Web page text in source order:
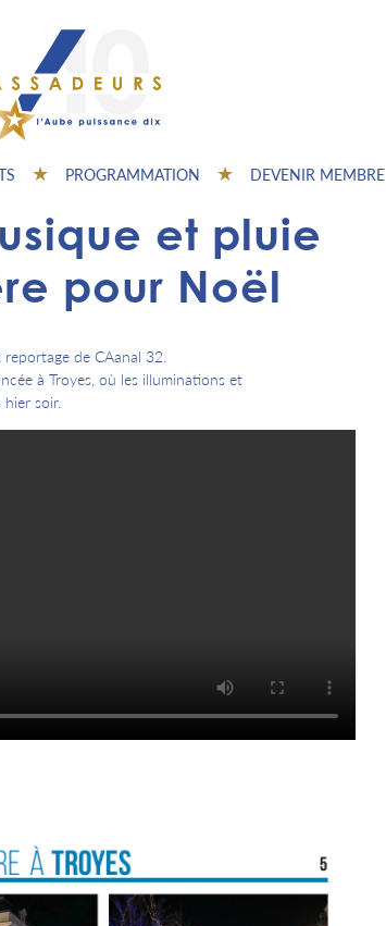
PROGRAMMATION DEVENIR MEMBRE
et pluie
pour Noël
de CAanal 32.
à Troyes, où les illuminations et
soir.